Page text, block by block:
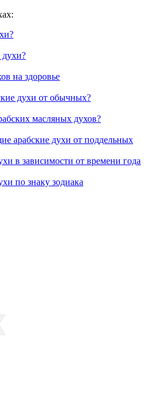
духи?
на здоровье
духи от обычных?
масляных духов?
арабские духи от поддельных
в зависимости от времени года
по знаку зодиака